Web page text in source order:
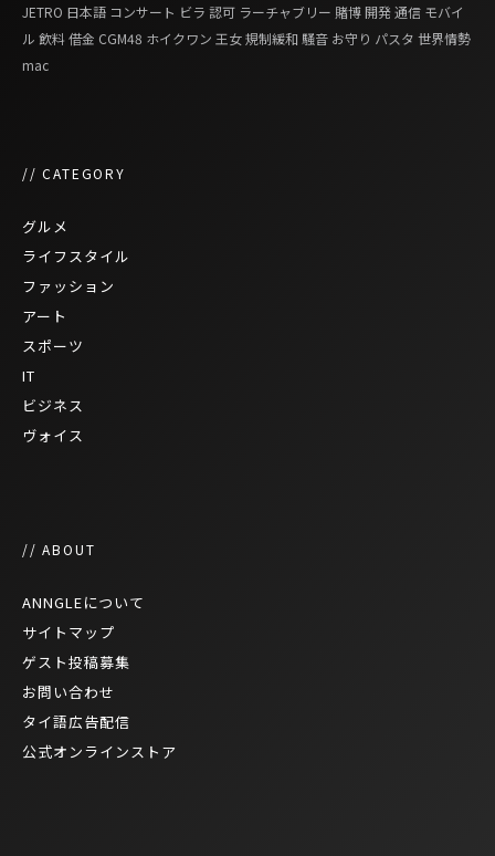
JETRO 日本語 コンサート ビラ 認可 ラーチャブリー 賭博 開発通信 モバイ
ル 飲料借金 CGM48 ホイクワン 王女規制緩和 騒音 お守り パスタ 世界情勢
mac
// CATEGORY
グルメ
ライフスタイル
ファッション
アート
スポーツ
IT
ビジネス
ヴォイス
// ABOUT
ANNGLEについて
サイトマップ
ゲスト投稿募集
お問い合わせ
タイ語広告配信
公式オンラインストア